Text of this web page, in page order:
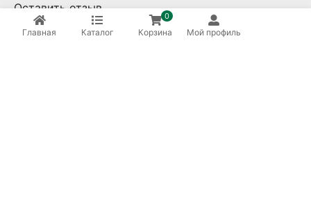
Оставить отзыв
Контакты
Главная Каталог Корзина
0
Мой профиль